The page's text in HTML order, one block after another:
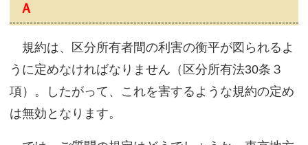
Ａ
規約は、区分所有者間の利害の衡平が図られるよ
うに定めなければなりません（区分所有法30条３
項）。したがって、これを害するような規約の定め
は無効となります。